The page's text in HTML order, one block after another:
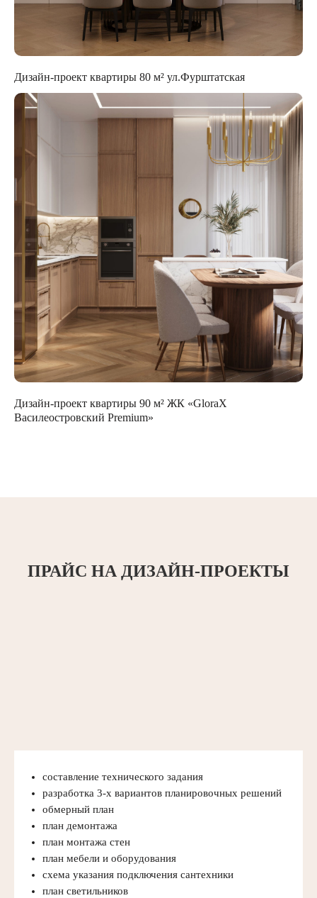
Дизайн-проект квартиры 80 м² ул.Фурштатская
Дизайн-проект квартиры 90 м² ЖК «GloraX
Василеостровский Premium»
ПРАЙС НА ДИЗАЙН-ПРОЕКТЫ
составление технического задания
разработка 3-х вариантов планировочных решений
обмерный план
план демонтажа
план монтажа стен
план мебели и оборудования
схема указания подключения сантехники
план светильников